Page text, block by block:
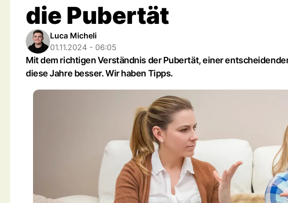
die Pubertät
Luca Micheli
01.11.2024 - 06:05
Mit dem richtigen Verständnis der Pubertät, einer
diese Jahre besser. Wir haben Tipps.